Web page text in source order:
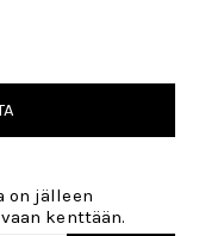
on jälleen
kenttään.